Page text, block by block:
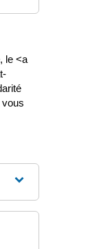
le <a
vous